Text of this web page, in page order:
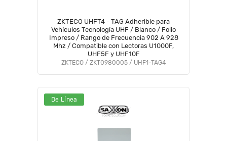
ZKTECO UHFT4 - TAG Adherible para
Vehículos Tecnología UHF / Blanco / Folio
Impreso / Rango de Frecuencia 902 A 928
Mhz / Compatible con Lectoras U1000F,
UHF5F y UHF10F
ZKTECO / ZKT0980005 / UHF1-TAG4
De Línea